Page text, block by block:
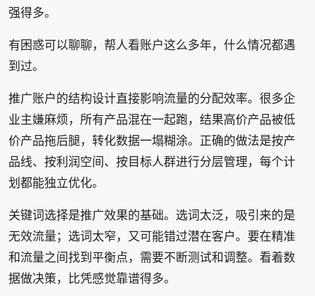
强得多。
有困惑可以聊聊，帮人看账户这么多年，什么情况都遇
到过。
推广账户的结构设计直接影响流量的分配效率。很多企
业主嫌麻烦，所有产品混在一起跑，结果高价产品被低
价产品拖后腿，转化数据一塌糊涂。正确的做法是按产
品线、按利润空间、按目标人群进行分层管理，每个计
划都能独立优化。
关键词选择是推广效果的基础。选词太泛，吸引来的是
无效流量；选词太窄，又可能错过潜在客户。要在精准
和流量之间找到平衡点，需要不断测试和调整。看着数
据做决策，比凭感觉靠谱得多。